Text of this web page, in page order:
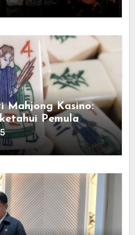
Mahjong Kasino:
Pemula